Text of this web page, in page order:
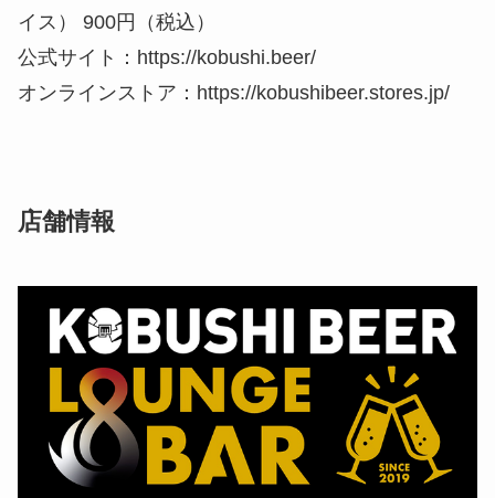
イス） 900円（税込）
公式サイト：https://kobushi.beer/
オンラインストア：https://kobushibeer.stores.jp/
店舗情報